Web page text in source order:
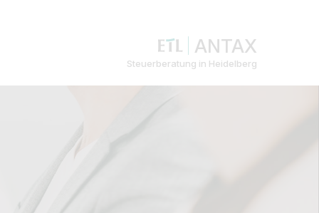
ANTAX
Steuerberatung in Heidelberg